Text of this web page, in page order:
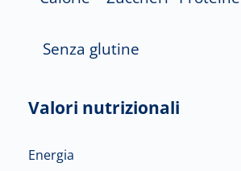
Senza glutine
Valori nutrizionali
Energia